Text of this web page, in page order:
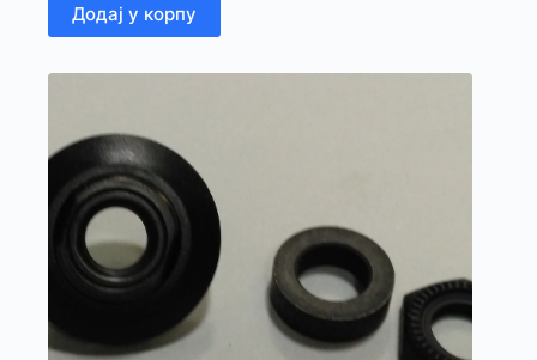
Додај у корпу